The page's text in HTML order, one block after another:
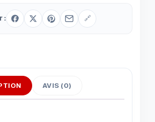
: 🔗
AVIS (0)